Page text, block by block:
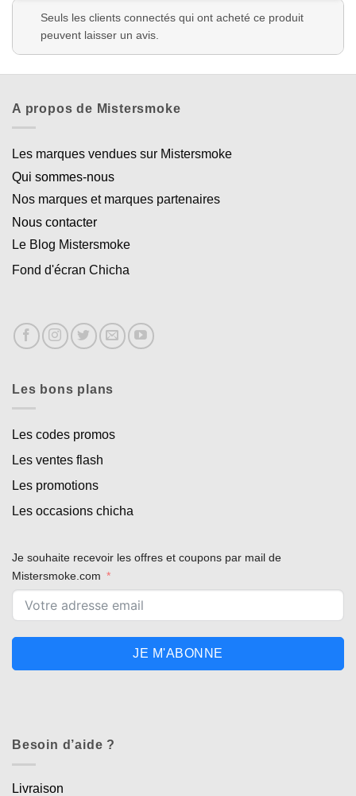
Seuls les clients connectés qui ont acheté ce produit
peuvent laisser un avis.
A propos de Mistersmoke
Les marques vendues sur Mistersmoke
Qui sommes-nous
Nos marques et marques partenaires
Nous contacter
Le Blog Mistersmoke
Fond d'écran Chicha
Les bons plans
Les codes promos
Les ventes flash
Les promotions
Les occasions chicha
Je souhaite recevoir les offres et coupons par mail de
Mistersmoke.com
JE M'ABONNE
Besoin d’aide ?
Livraison